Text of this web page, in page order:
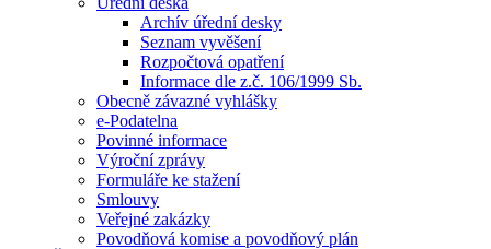
Archív úřední desky
Seznam vyvěšení
Rozpočtová opatření
Informace dle z.č. 106/1999 Sb.
Obecně závazné vyhlášky
e-Podatelna
Povinné informace
Výroční zprávy
Formuláře ke stažení
Smlouvy
Veřejné zakázky
Povodňová komise a povodňový plán